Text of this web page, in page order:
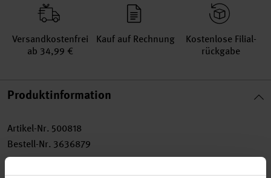
Versand­kosten­frei
ab 34,99 €
Kauf auf Rechnung
Kosten­lose Filial­
rückgabe
Produktinformation
Artikel-Nr. 500818
Bestell-Nr. 3636879